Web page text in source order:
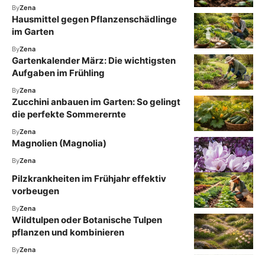
ByZena
Hausmittel gegen Pflanzenschädlinge
im Garten
ByZena
Gartenkalender März: Die wichtigsten
Aufgaben im Frühling
ByZena
Zucchini anbauen im Garten: So gelingt
die perfekte Sommerernte
ByZena
Magnolien (Magnolia)
ByZena
Pilzkrankheiten im Frühjahr effektiv
vorbeugen
ByZena
Wildtulpen oder Botanische Tulpen
pflanzen und kombinieren
ByZena